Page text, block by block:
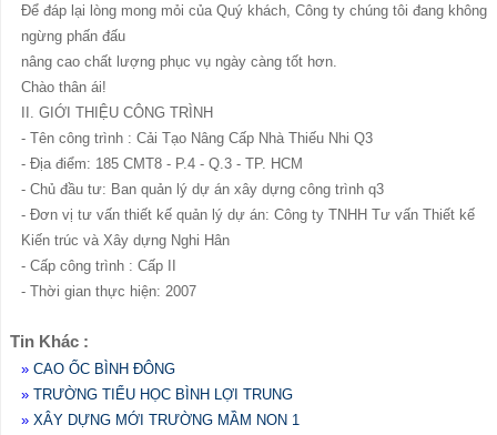
Để đáp lại lòng mong mỏi của Quý khách, Công ty chúng tôi đang không
ngừng phấn đấu
nâng cao chất lượng phục vụ ngày càng tốt hơn.
Chào thân ái!
II. GIỚI THIỆU CÔNG TRÌNH
- Tên công trình : Cải Tạo Nâng Cấp Nhà Thiếu Nhi Q3
- Địa điểm: 185 CMT8 - P.4 - Q.3 - TP. HCM
- Chủ đầu tư: Ban quản lý dự án xây dựng công trình q3
- Đơn vị tư vấn thiết kế quản lý dự án: Công ty TNHH Tư vấn Thiết kế
Kiến trúc và Xây dựng Nghi Hân
- Cấp công trình : Cấp II
- Thời gian thực hiện: 2007
Tin Khác :
» CAO ỐC BÌNH ĐÔNG
» TRƯỜNG TIỂU HỌC BÌNH LỢI TRUNG
» XÂY DỰNG MỚI TRƯỜNG MẦM NON 1